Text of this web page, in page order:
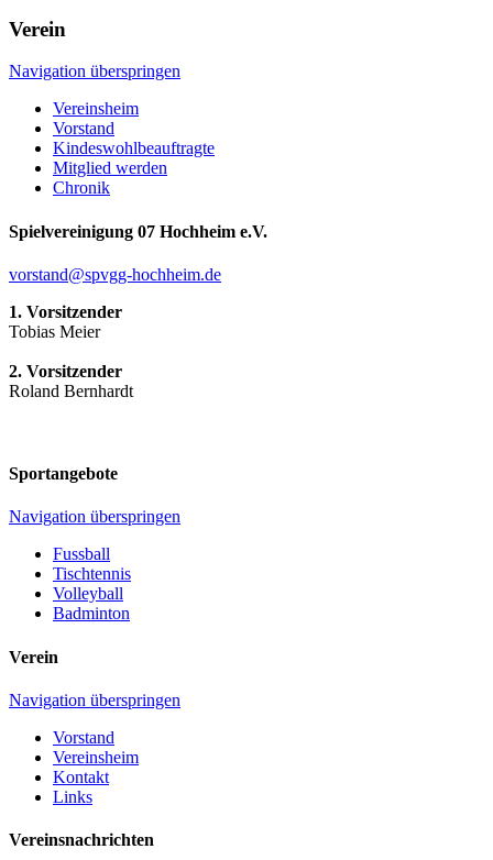
Verein
Navigation überspringen
Vereinsheim
Vorstand
Kindeswohlbeauftragte
Mitglied werden
Chronik
Spielvereinigung 07 Hochheim e.V.
vorstand@spvgg-hochheim.de
1. Vorsitzender
Tobias Meier
2. Vorsitzender
Roland Bernhardt
Sportangebote
Navigation überspringen
Fussball
Tischtennis
Volleyball
Badminton
Verein
Navigation überspringen
Vorstand
Vereinsheim
Kontakt
Links
Vereinsnachrichten